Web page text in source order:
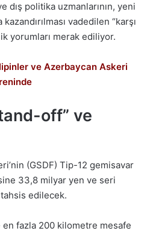
dış politika uzmanlarının, yeni
vadedilen “karşı
yorumları merak ediliyor.
ve Azerbaycan Askeri
off” ve
(GSDF) Tip-12 gemisavar
33,8 milyar yen ve seri
edilecek.
en fazla 200 kilometre mesafe